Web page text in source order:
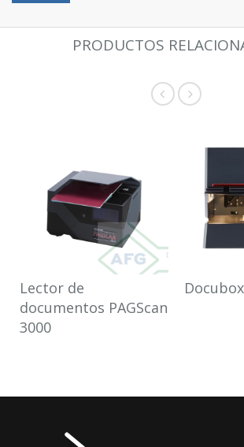
PRODUCTOS
Lector de
documentos PAGScan
3000